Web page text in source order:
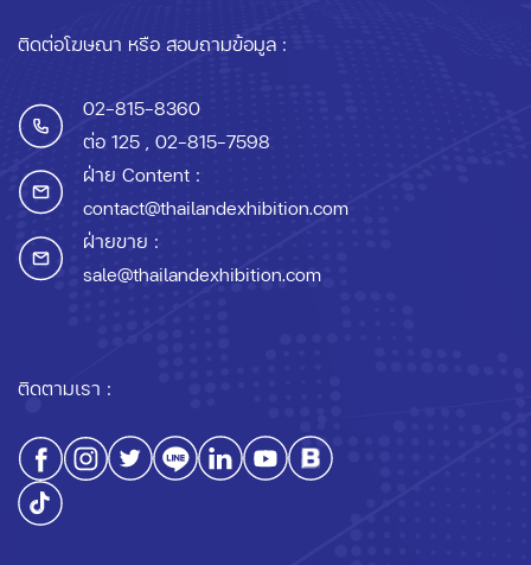
ติดต่อโฆษณา หรือ สอบถามข้อมูล :
02-815-8360
ต่อ 125 , 02-815-7598
ฝ่าย Content :
contact@thailandexhibition.com
ฝ่ายขาย :
sale@thailandexhibition.com
ติดตามเรา :